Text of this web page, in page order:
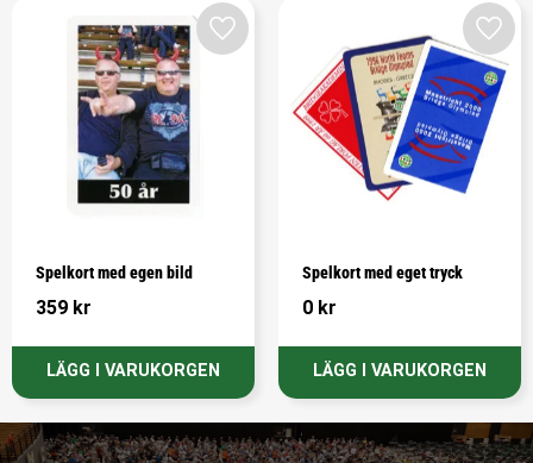
Spelkort med egen bild
359 kr
Lägg till i favoriter
Spelkort med eget tryck
0 kr